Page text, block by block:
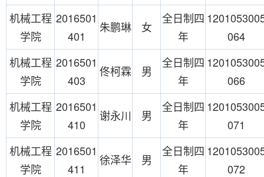
机械工程
学院
2016501
401
朱鹏琳 女
全日制四
年
064
机械工程
学院
2016501
403
佟柯霖 男
全日制四
年
066
机械工程
学院
2016501
410
谢永川 男
全日制四
年
071
机械工程
学院
2016501
411
徐泽华 男
全日制四
年
072